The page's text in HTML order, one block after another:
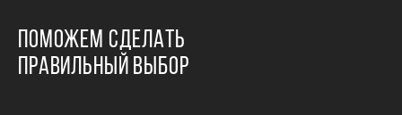
ПОМОЖЕМ СДЕЛАТЬ
ПРАВИЛЬНЫЙ ВЫБОР